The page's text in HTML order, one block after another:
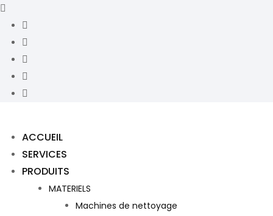
ACCUEIL
SERVICES
PRODUITS
MATERIELS
Machines de nettoyage